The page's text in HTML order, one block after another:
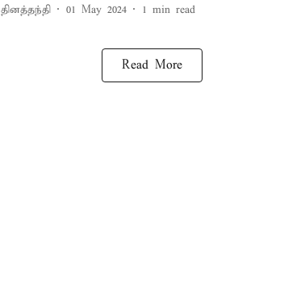
தினத்தந்தி 01 May 2024 1 min read
Read More